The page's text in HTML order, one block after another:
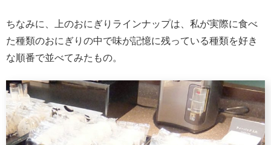
ちなみに、上のおにぎりラインナップは、私が実際に食べ
た種類のおにぎりの中で味が記憶に残っている種類を好き
な順番で並べてみたもの。